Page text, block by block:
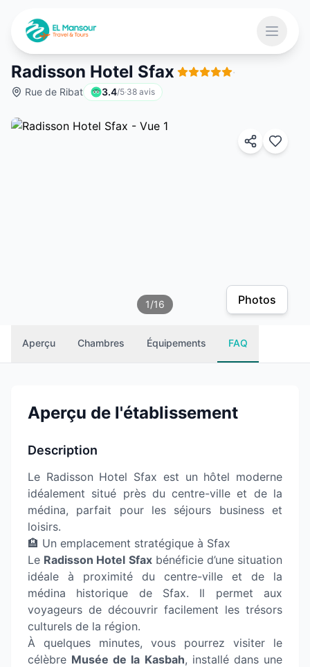
Ouvrir
Radisson Hotel Sfax ·
Rue de Ribat 3.4/5·38 avis
1/16 Photos
Aperçu Chambres Équipements FAQ
Aperçu de l'établissement
Description
Le Radisson Hotel Sfax est un hôtel moderne
idéalement situé près du centre-ville et de la
médina, parfait pour les séjours business et
loisirs.
🏨 Un emplacement stratégique à Sfax
Le Radisson Hotel Sfaxbénéficie d’une situation
idéale à proximité du centre-ville et de la
médina historique de Sfax. Il permet aux
voyageurs de découvrir facilement les trésors
culturels de la région.
À quelques minutes, vous pourrez visiter le
célèbre Musée de la Kasbah, installé dans une